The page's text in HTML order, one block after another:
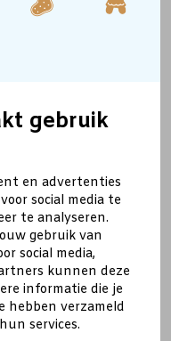
gebruik
en advertenties
social media te
te analyseren.
gebruik van
social media,
kunnen deze
informatie die je
hebben verzameld
services.